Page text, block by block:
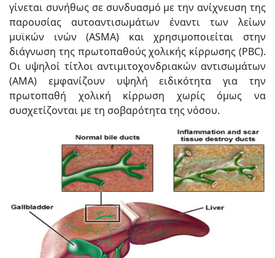
γίνεται συνήθως σε συνδυασμό με την ανίχνευση της
παρουσίας αυτοαντισωμάτων έναντι των λείων
μυϊκών ινών (ASMA) και χρησιμοποιείται στην
διάγνωση της πρωτοπαθούς χολικής κίρρωσης (PBC).
Οι υψηλοί τίτλοι αντιμιτοχονδριακών αντισωμάτων
(ΑΜΑ) εμφανίζουν υψηλή ειδικότητα για την
πρωτοπαθή χολική κίρρωση χωρίς όμως να
συσχετίζονται με τη σοβαρότητα της νόσου.